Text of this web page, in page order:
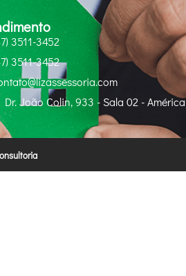
3511-3452
3511-3452
Dr. João Colin, 933 - Sala 02 - América